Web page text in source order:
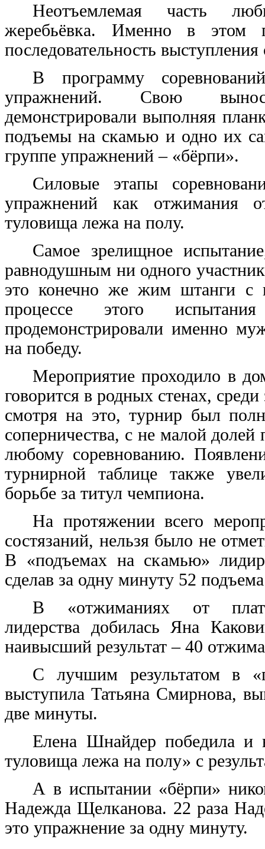
Неотъемлемая часть
жеребьёвка. Именно в этом
последовательность
В программу
упражнений. Свою
демонстрировали выполняя
подъемы на скамью и одно их
группе упражнений – «бёрпи».
Силовые этапы
упражнений как отжимания
туловища лежа на полу.
Самое зрелищное
равнодушным ни одного
это конечно же жим штанги с
процессе этого
продемонстрировали именно
на победу.
Мероприятие проходило в
говорится в родных стенах,
смотря на это, турнир был
соперничества, с не малой
любому соревнованию.
турнирной таблице также
борьбе за титул чемпиона.
На протяжении всего
состязаний, нельзя было не
В «подъемах на скамью»
сделав за одну минуту 52
В «отжиманиях от
лидерства добилась Яна
наивысший результат – 40
С лучшим результатом в
выступила Татьяна Смирнова,
две минуты.
Елена Шнайдер победила и
туловища лежа на полу» с
А в испытании «бёрпи»
Надежда Щелканова. 22 раза
это упражнение за одну минуту.